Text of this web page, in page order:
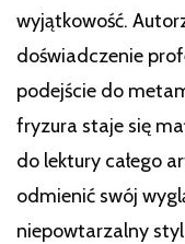
wyjątkowość.
doświadczenie
podejście do
fryzura staje się
do lektury całego
odmienić swój
niepowtarzalny